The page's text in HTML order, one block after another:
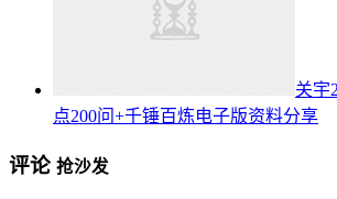
关宇
点200问+千锤百炼电子版资料分享
评论 抢沙发